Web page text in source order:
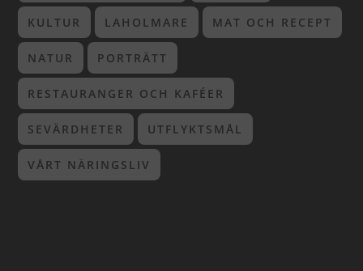
KULTUR LAHOLMARE MAT OCH RECEPT
NATUR PORTRÄTT
RESTAURANGER OCH KAFÉER
SEVÄRDHETER UTFLYKTSMÅL
VÅRT NÄRINGSLIV